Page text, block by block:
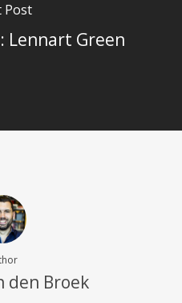
Post
Lennart Green
den Broek